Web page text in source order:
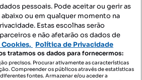
pessoais. Pode aceitar ou gerir as
ou em qualquer momento na
Estas escolhas serão
e não afetarão os dados de
Política de Privacidade
tratamos os dados para fornecermos:
precisos. Procurar ativamente as características
Compreender os públicos através de estatísticas
fontes. Armazenar e/ou aceder a